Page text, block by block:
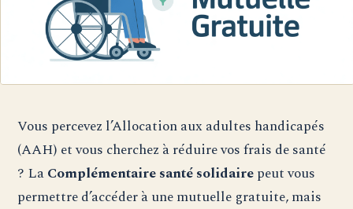
Vous percevez l’Allocation aux adultes handicapés
(AAH) et vous cherchez à réduire vos frais de santé
? LaComplémentaire santé solidairepeut vous
permettre d’accéder à une mutuelle gratuite, mais